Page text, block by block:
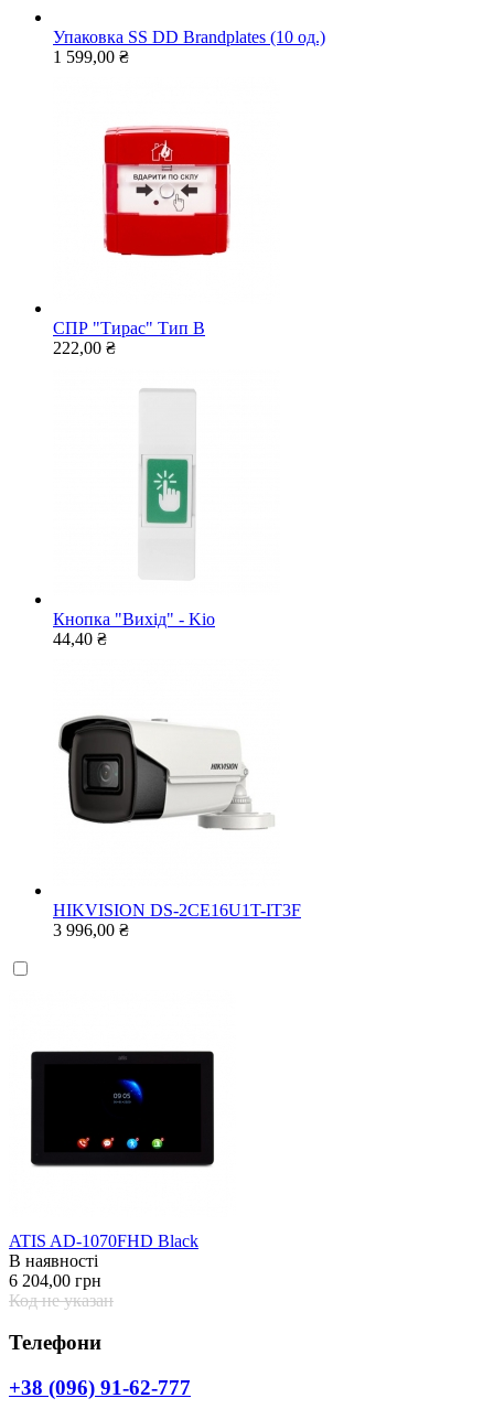
Упаковка SS DD Brandplates (10 од.)
1 599,00 ₴
СПР "Тирас" Тип В
222,00 ₴
Кнопка "Вихід" - Kio
44,40 ₴
HIKVISION DS-2CE16U1T-IT3F
3 996,00 ₴
ATIS AD-1070FHD Black
В наявності
6 204,00 грн
Код не указан
Телефони
+38 (096) 91-62-777